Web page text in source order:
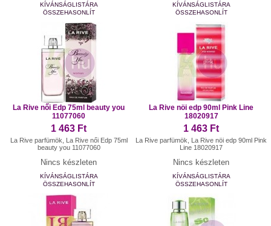
KÍVÁNSÁGLISTÁRA
ÖSSZEHASONLÍT
KÍVÁNSÁGLISTÁRA
ÖSSZEHASONLÍT
La Rive női Edp 75ml beauty you
11077060
1 463 Ft
La Rive parfümök, La Rive női Edp 75ml
beauty you 11077060
Nincs készleten
KÍVÁNSÁGLISTÁRA
ÖSSZEHASONLÍT
La Rive nöi edp 90ml Pink Line
18020917
1 463 Ft
La Rive parfümök, La Rive nöi edp 90ml Pink
Line 18020917
Nincs készleten
KÍVÁNSÁGLISTÁRA
ÖSSZEHASONLÍT